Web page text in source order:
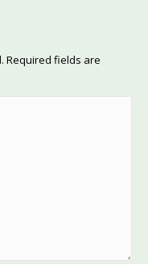
Required fields are